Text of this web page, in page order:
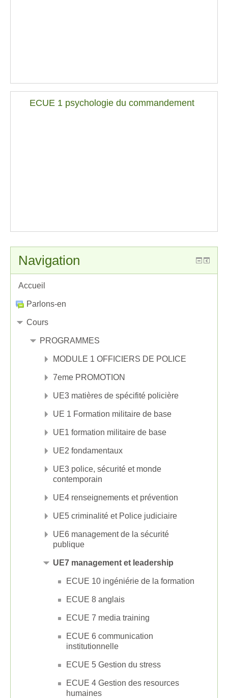
ECUE 1 psychologie du commandement
Navigation
Accueil
Parlons-en
Cours
PROGRAMMES
MODULE 1 OFFICIERS DE POLICE
7eme PROMOTION
UE3 matières de spécifité policière
UE 1 Formation militaire de base
UE1 formation militaire de base
UE2 fondamentaux
UE3 police, sécurité et monde
contemporain
UE4 renseignements et prévention
UE5 criminalité et Police judiciaire
UE6 management de la sécurité
publique
UE7 management et leadership
ECUE 10 ingéniérie de la formation
ECUE 8 anglais
ECUE 7 media training
ECUE 6 communication
institutionnelle
ECUE 5 Gestion du stress
ECUE 4 Gestion des resources
humaines